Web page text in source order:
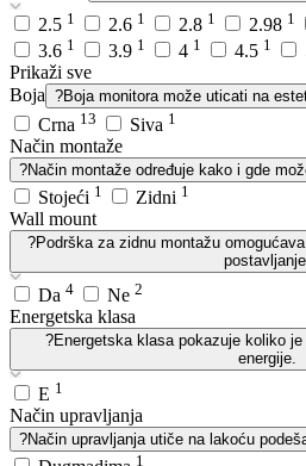
2.5 1 2.6 1 2.8 1 2.98 1
3.6 1 3.9 1 4 1 4.5 1
Prikaži sve
Boja ?Boja monitora može uticati na
Crna 13 Siva 1
Način montaže
?Način montaže određuje kako i gde
Stojeći 1 Zidni 1
Wall mount
?Podrška za zidnu montažu
Da 4 Ne 2
Energetska klasa
?Energetska klasa pokazuje koliko
energije.
E 1
Način upravljanja
?Način upravljanja utiče na lakoću
1